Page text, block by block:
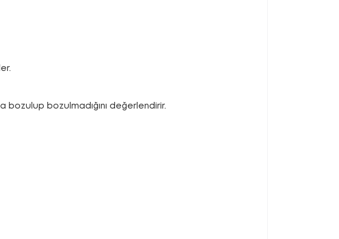
bozulup bozulmadığını değerlendirir.